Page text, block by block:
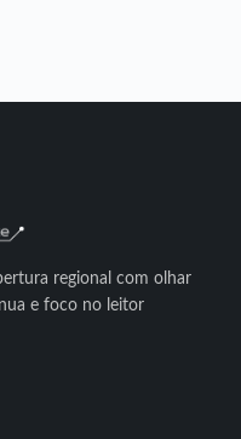
regional com olhar
e foco no leitor